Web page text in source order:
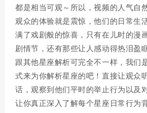
都是相当可观～所以，视频的人气自
观众的体验就是震惊，他们的日常生
满了戏剧般的惊喜，只有在儿时的漫
剧情节，还有那些让人感动得热泪盈
跟其他星座解析可完全不一样，我们
式来为你解析星座的吧！直接让观众
话，观察到他们平时的举止行为以及
让你真正深入了解每个星座日常行为